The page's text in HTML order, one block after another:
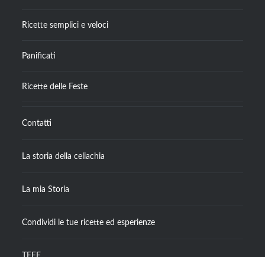
Ricette semplici e veloci
Panificati
Ricette delle Feste
Contatti
La storia della celiachia
La mia Storia
Condividi le tue ricette ed esperienze